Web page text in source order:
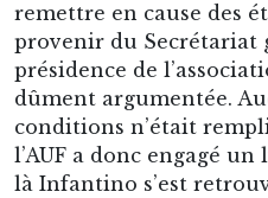
remettre en cause des
provenir du Secrétariat
présidence de
dûment argumentée.
conditions n’était
l’AUF a donc engagé
là Infantino s’est